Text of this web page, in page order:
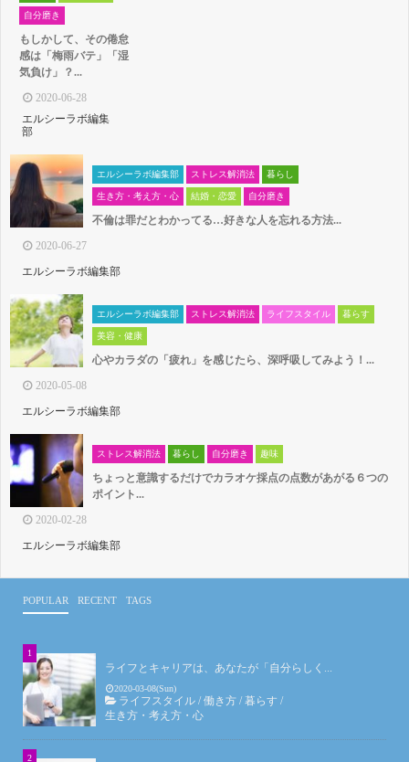
自分磨き
もしかして、その倦怠
感は「梅雨バテ」「湿
気負け」？...
2020-06-28
エルシーラボ編集
部
エルシーラボ編集部 ストレス解消法 暮らし
生き方・考え方・心 結婚・恋愛 自分磨き
不倫は罪だとわかってる…好きな人を忘れる方法...
2020-06-27
エルシーラボ編集部
エルシーラボ編集部 ストレス解消法 ライフスタイル 暮らす
美容・健康
心やカラダの「疲れ」を感じたら、深呼吸してみよう！...
2020-05-08
エルシーラボ編集部
ストレス解消法 暮らし 自分磨き 趣味
ちょっと意識するだけでカラオケ採点の点数があがる６つの
ポイント...
2020-02-28
エルシーラボ編集部
POPULAR RECENT TAGS
ライフとキャリアは、あなたが「自分らしく...
2020-03-08(Sun)
ライフスタイル /働き方 /暮らす /
生き方・考え方・心